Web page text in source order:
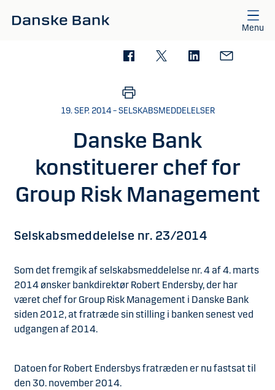
Menu
19. SEP. 2014 – SELSKABSMEDDELELSER
Danske Bank
konstituerer chef for
Group Risk Management
Selskabsmeddelelse nr. 23/2014
Som det fremgik af selskabsmeddelelse nr. 4 af 4. marts
2014 ønsker bankdirektør Robert Endersby, der har
været chef for Group Risk Management i Danske Bank
siden 2012, at fratræde sin stilling i banken senest ved
udgangen af 2014.
Datoen for Robert Endersbys fratræden er nu fastsat til
den 30. november 2014.